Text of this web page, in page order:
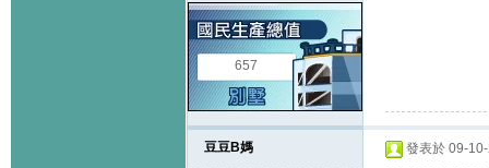
657
豆豆B媽 發表於 09-